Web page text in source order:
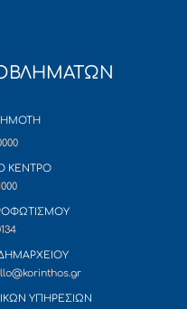
ΚΕΝΤΡΟ
ΥΠΗΡΕΣΙΩΝ